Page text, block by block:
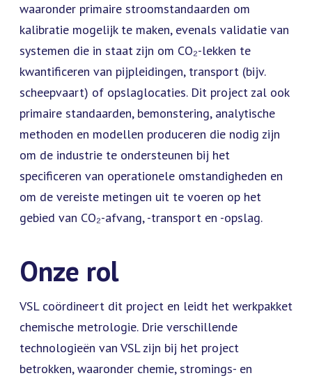
waaronder primaire stroomstandaarden om
kalibratie mogelijk te maken, evenals validatie van
systemen die in staat zijn om CO₂-lekken te
kwantificeren van pijpleidingen, transport (bijv.
scheepvaart) of opslaglocaties. Dit project zal ook
primaire standaarden, bemonstering, analytische
methoden en modellen produceren die nodig zijn
om de industrie te ondersteunen bij het
specificeren van operationele omstandigheden en
om de vereiste metingen uit te voeren op het
gebied van CO₂-afvang, -transport en -opslag.
Onze rol
VSL coördineert dit project en leidt het werkpakket
chemische metrologie. Drie verschillende
technologieën van VSL zijn bij het project
betrokken, waaronder chemie, stromings- en